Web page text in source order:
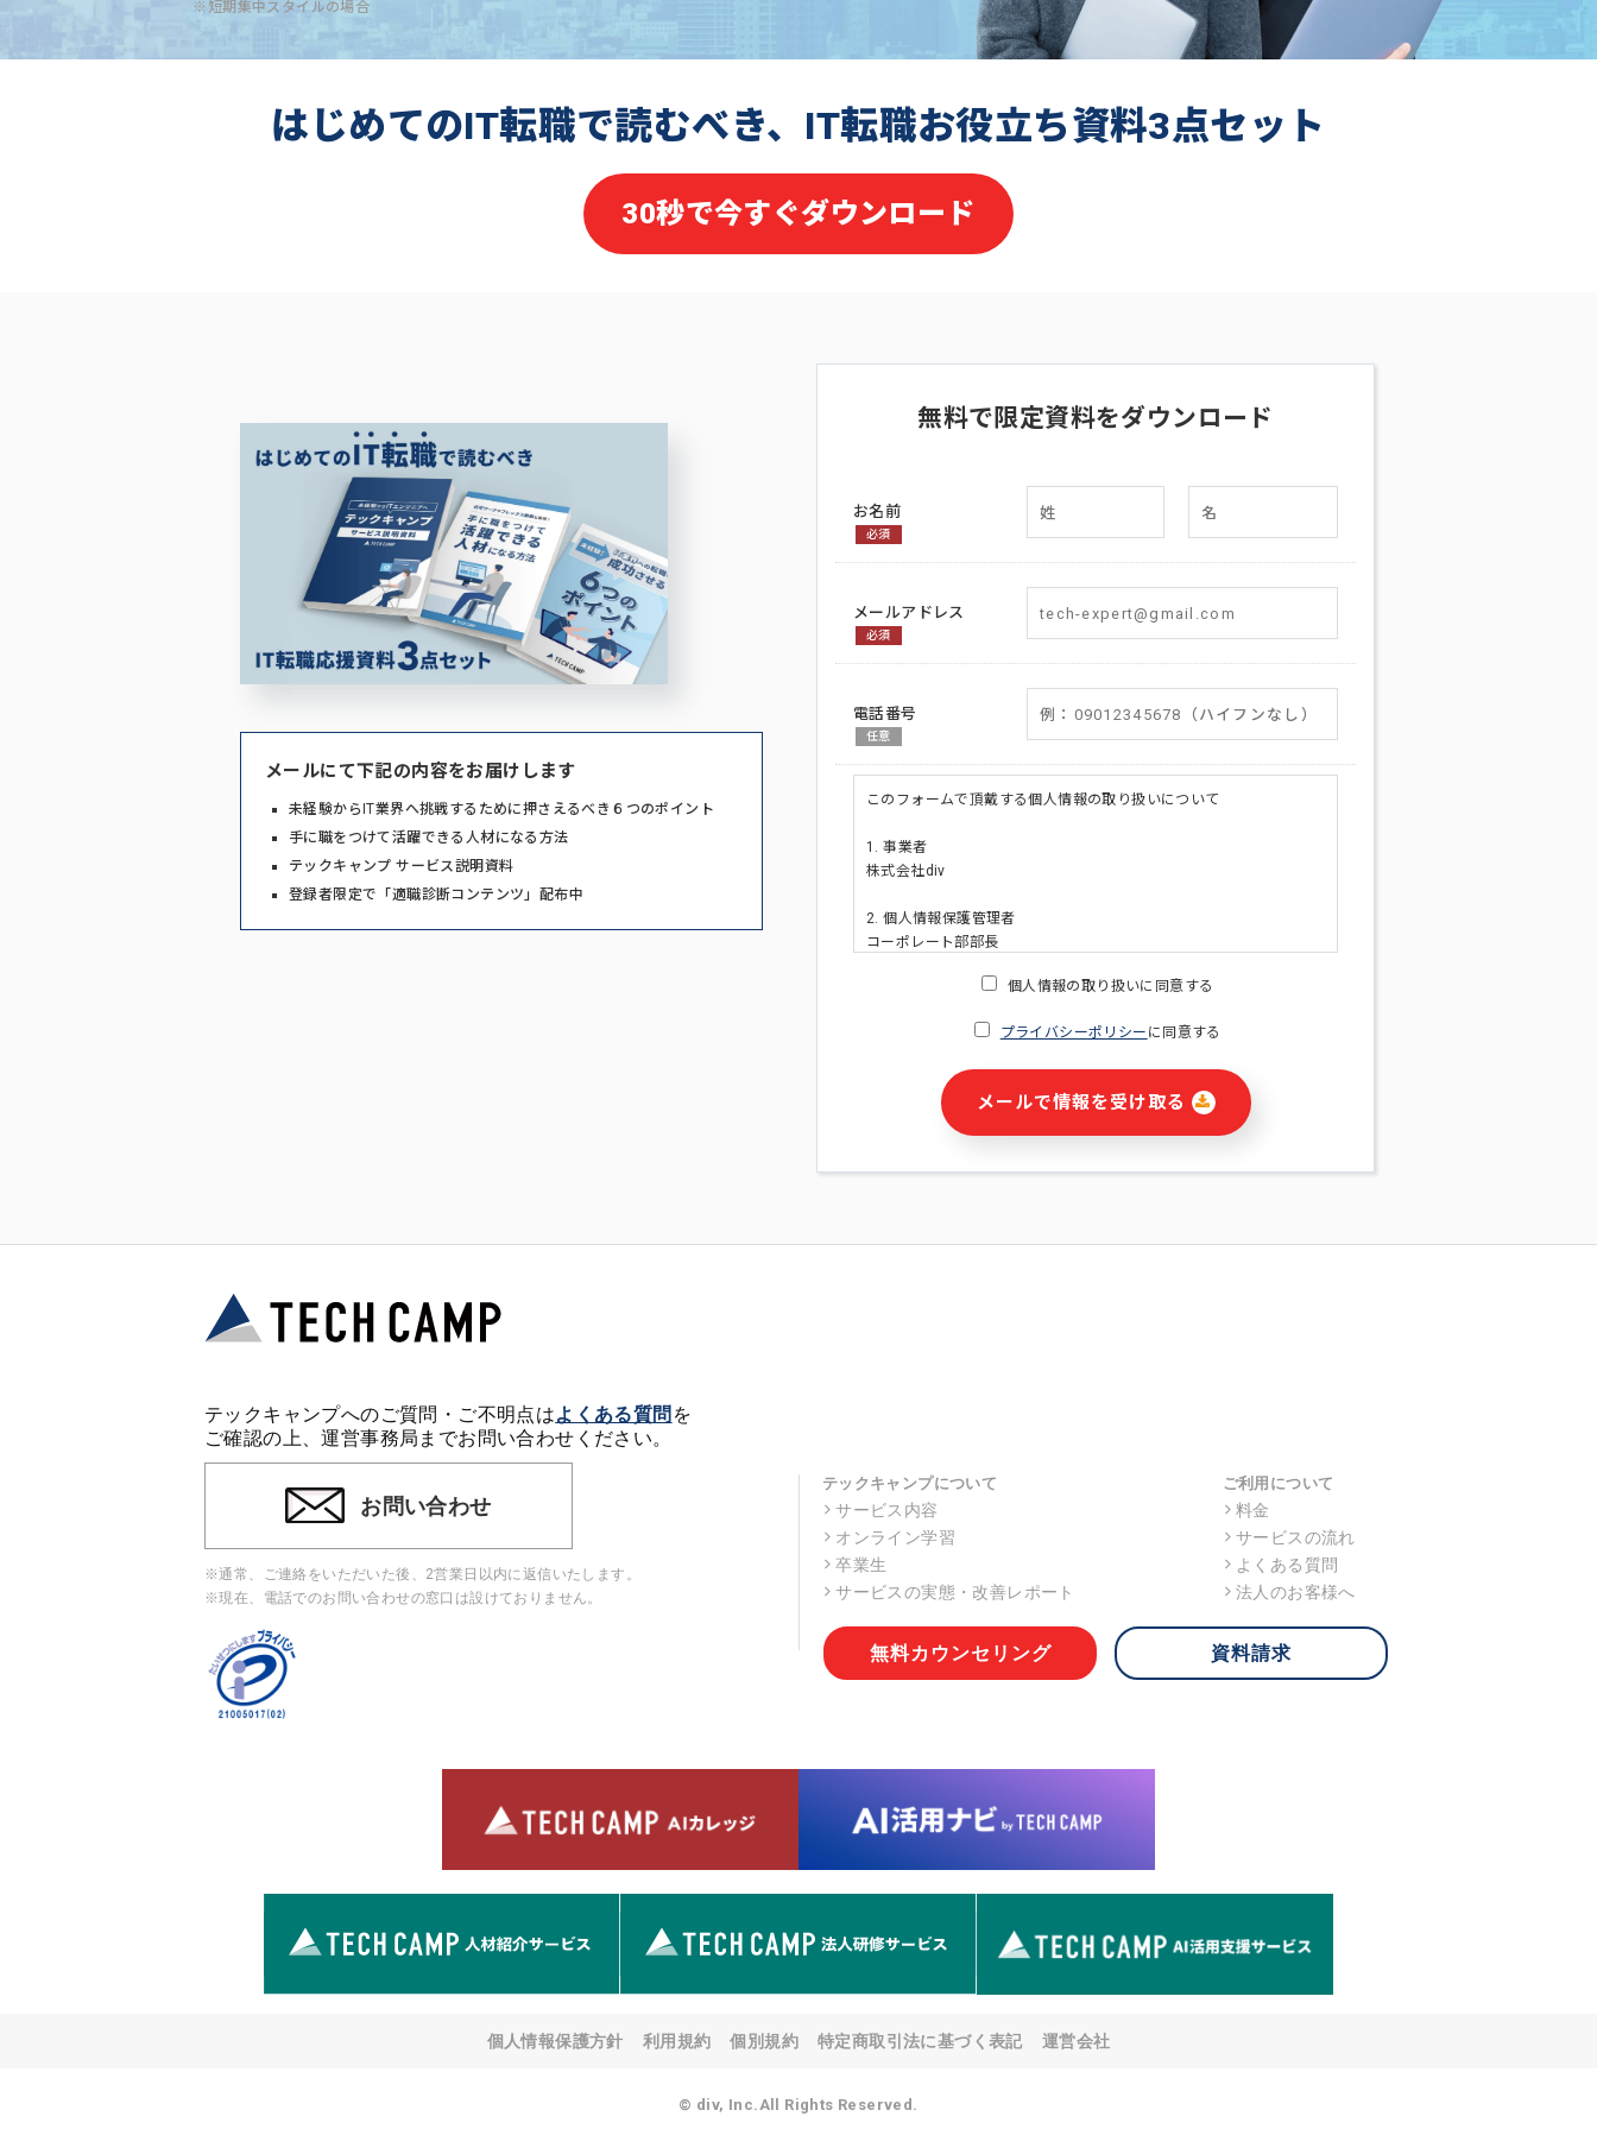
※短期集中スタイルの場合
はじめてのIT転職で読むべき、IT転職お役立ち資料3点セット
30秒で今すぐダウンロード
メールにて下記の内容をお届けします
未経験からIT業界へ挑戦するために押さえるべき６つのポイント
手に職をつけて活躍できる人材になる方法
テックキャンプ サービス説明資料
登録者限定で「適職診断コンテンツ」配布中
無料で限定資料をダウンロード
お名前
必須
メールアドレス
必須
電話番号
任意
このフォームで頂戴する個人情報の取り扱いについて
1. 事業者
株式会社div
2. 個人情報保護管理者
コーポレート部部長
・ご請求された資料の送付のため
・本サービス及び本サービスに関連する情報(当社及び第三者のサー
ビス又は商品等の広告配信・宣伝を含みますが、それらに限定されま
せん)の提供又はそれらに関する連絡のため
5. 個人情報取扱いの委託
当社は事業運営上、前項利用目的の範囲に限って個人情報を外部に委
託することがあります。この場合、個人情報保護水準の高い委託先を
選定し、個人情報の適正管理・機密保持についての契約を交わし、適
6. 個人情報の開示等の請求 ご本人様は、当社に対してご自身の個人
情報の開示等(利用目的の通知、開示、内容の訂正・追加・削除、利
す。ただし、申請が本人確認が不可能な場合や、個人情報保護法の定
す。 なお、アクセスログなどの個人情報以外の情報については、原則
【お問合せ窓口】
株式会社div 個人情報問合せ窓口
〒107-0052 東京都港区赤坂8-4-14 青山タワープレイス6階
メールアドレス:privacy_policy@di-v.co.jp
ご本人様が当社に個人情報を提供されるかどうかは任意によるもので
個人情報の取り扱いに同意する
プライバシーポリシー に同意する
メールで情報を受け取る
テックキャンプへのご質問・ご不明点はよくある質問 を
ご確認の上、運営事務局までお問い合わせください。
お問い合わせ
※通常、ご連絡をいただいた後、2営業日以内に返信いたします。
※現在、電話でのお問い合わせの窓口は設けておりません。
テックキャンプについて
サービス内容
オンライン学習
卒業生
サービスの実態・改善レポート
ご利用について
料金
サービスの流れ
よくある質問
法人のお客様へ
無料カウンセリング 資料請求
個人情報保護方針 利用規約 個別規約 特定商取引法に基づく表記 運営会社
© div, Inc.All Rights Reserved.